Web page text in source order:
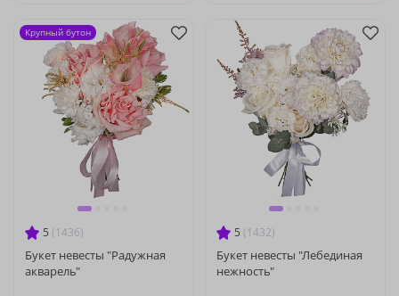
5 (1436)
Букет невесты "Радужная
акварель"
Крупный бутон
5 (1432)
Букет невесты "Лебединая
нежность"